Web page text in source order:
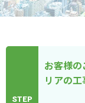
STEP
お客様
リアの